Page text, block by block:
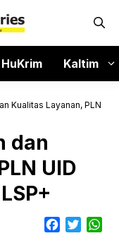
HuKrim Kaltim
Kualitas Layanan, PLN
dan
UID
Facebook
Twitter